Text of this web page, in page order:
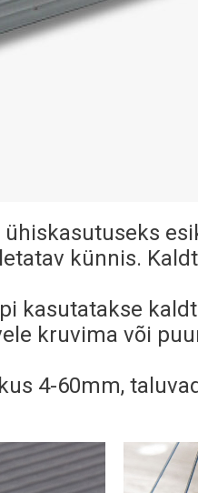
künnis.
kasutatakse
kruvima või
4-60mm,